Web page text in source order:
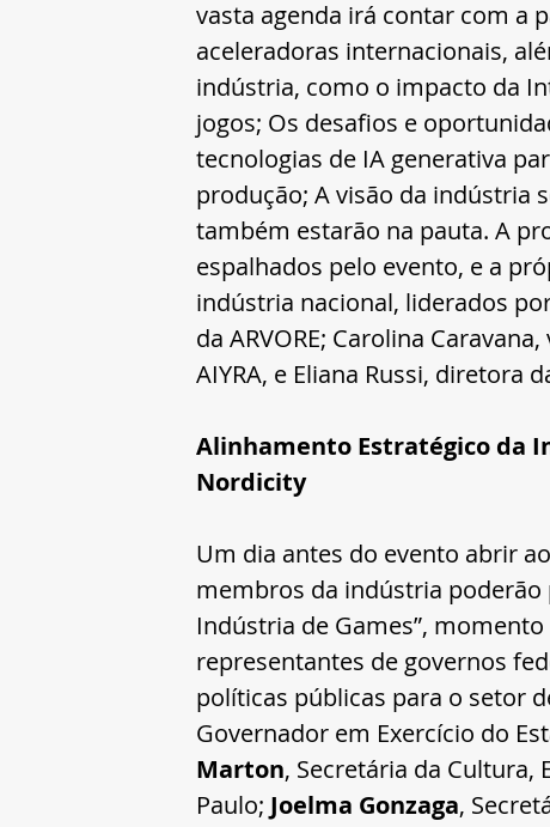
vasta agenda irá contar com a
aceleradoras internacionais,
indústria, como o impacto da
jogos; Os desafios e
tecnologias de IA generativa
produção; A visão da indústria
também estarão na pauta. A
espalhados pelo evento, e a
indústria nacional, liderados
da ARVORE; Carolina
AIYRA, e Eliana Russi, diretora
Alinhamento Estratégico da
Nordicity
Um dia antes do evento abrir
membros da indústria poderão
Indústria de Games”,
representantes de governos
políticas públicas para o setor
Governador em Exercício do
Marton, Secretária da Cultura,
Paulo; Joelma Gonzaga,